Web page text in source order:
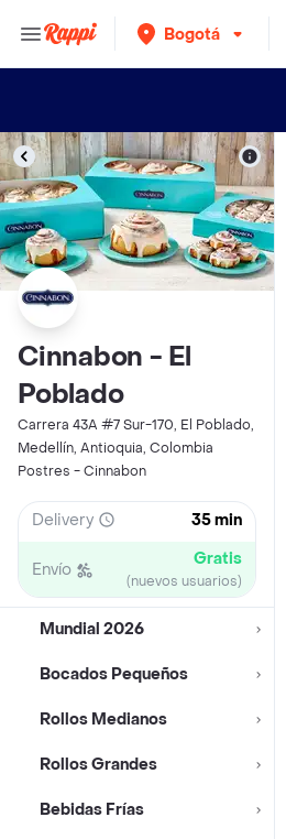
Bogotá
Cinnabon - El
Poblado
Carrera 43A #7 Sur-170, El Poblado,
Medellín, Antioquia, Colombia
Postres - Cinnabon
Delivery 35 min
Envío Gratis
(nuevos usuarios)
Mundial 2026
Bocados Pequeños
Rollos Medianos
Rollos Grandes
Bebidas Frías